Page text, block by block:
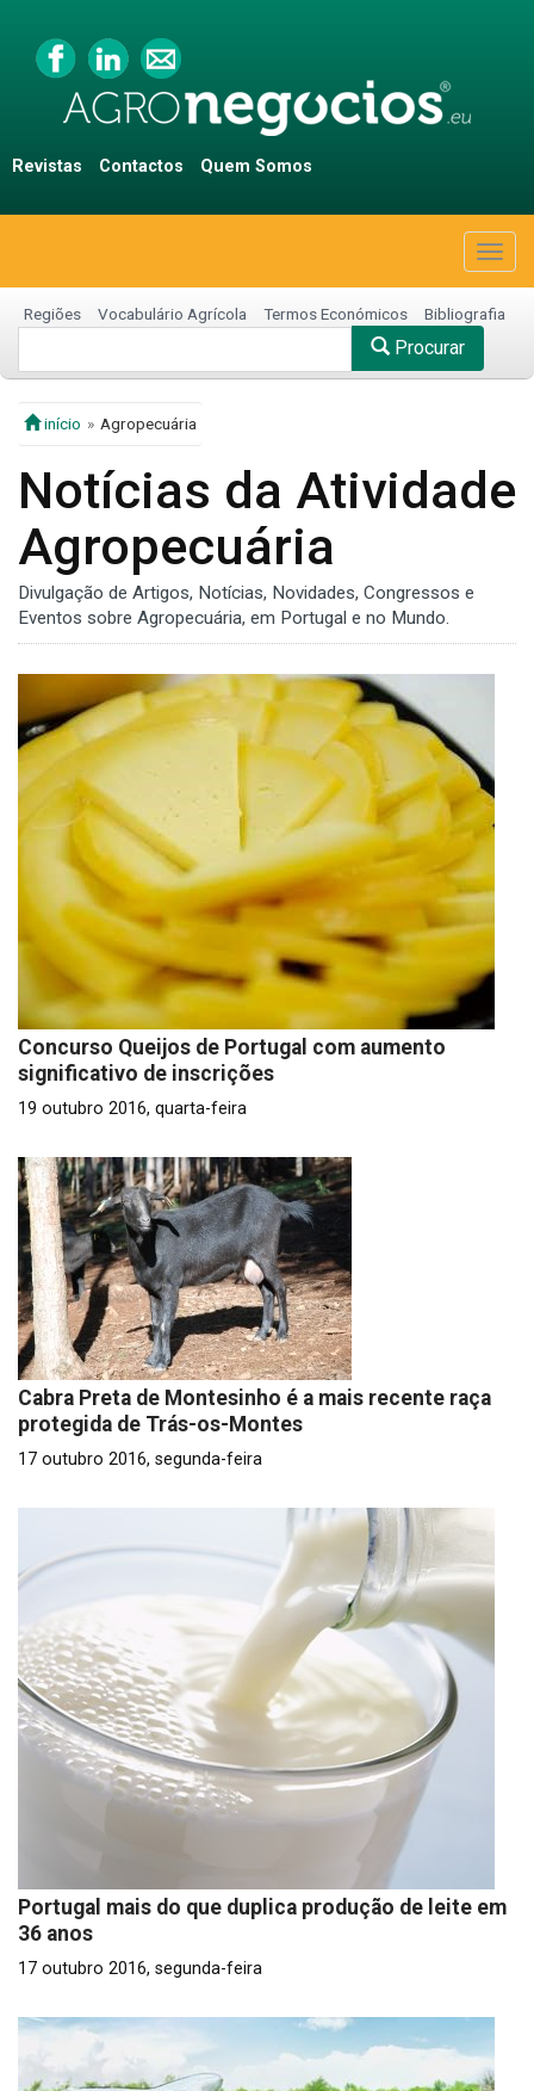
Revistas Contactos Quem Somos
Regiões Vocabulário Agrícola Termos Económicos Bibliografia
Procurar
início Agropecuária
Notícias da Atividade
Agropecuária
Divulgação de Artigos, Notícias, Novidades, Congressos e
Eventos sobre Agropecuária, em Portugal e no Mundo.
Concurso Queijos de Portugal com aumento
significativo de inscrições
19 outubro 2016, quarta-feira
Cabra Preta de Montesinho é a mais recente raça
protegida de Trás-os-Montes
17 outubro 2016, segunda-feira
Portugal mais do que duplica produção de leite em
36 anos
17 outubro 2016, segunda-feira